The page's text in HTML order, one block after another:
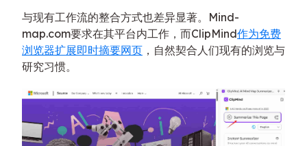
与现有工作流的整合方式也差异显著。Mind-
map.com要求在其平台内工作，而ClipMind作为免费
浏览器扩展即时摘要网页 ，自然契合人们现有的浏览与
研究习惯。